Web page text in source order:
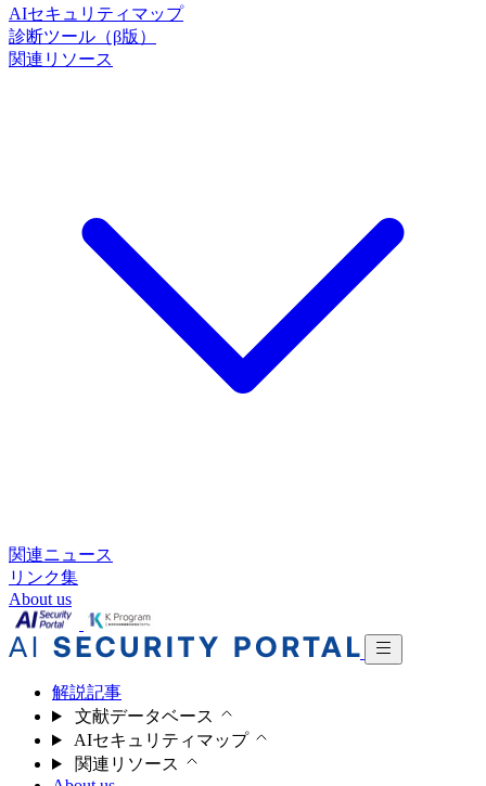
AIセキュリティマップ
診断ツール（β版）
関連リソース
関連ニュース
リンク集
About us
解説記事
文献データベース
AIセキュリティマップ
関連リソース